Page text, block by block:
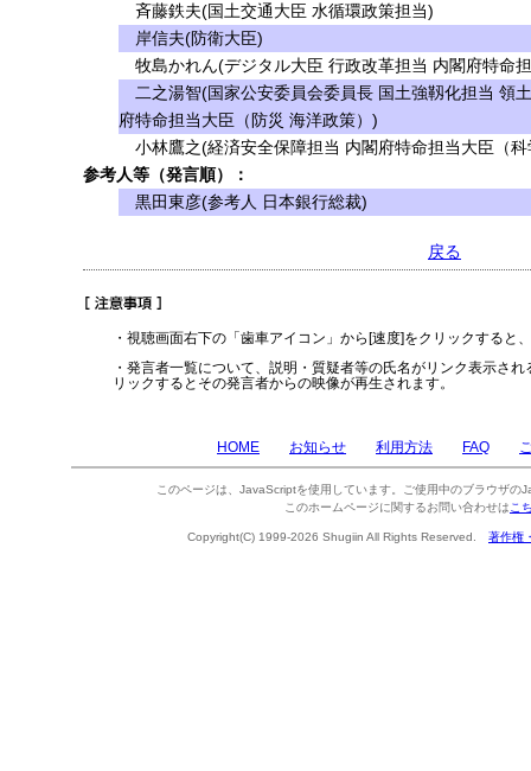
斉藤鉄夫(国土交通大臣 水循環政策担当)
岸信夫(防衛大臣)
牧島かれん(デジタル大臣 行政改革担当 内閣府特命
二之湯智(国家公安委員会委員長 国土強靱化担当 領
府特命担当大臣（防災 海洋政策）)
小林鷹之(経済安全保障担当 内閣府特命担当大臣（
参考人等（発言順）：
黒田東彦(参考人 日本銀行総裁)
戻る
・視聴画面右下の「歯車アイコン」から[速度]をクリックすると
・発言者一覧について、説明・質疑者等の氏名がリンク表示さ
リックするとその発言者からの映像が再生されます。
HOME お知らせ 利用方法 FAQ
このページは、JavaScriptを使用しています。ご使用中のブラウザの
このホームページに関するお問い合わせは こ
Copyright(C) 1999-2026 Shugiin All Rights Reserved. 著作権